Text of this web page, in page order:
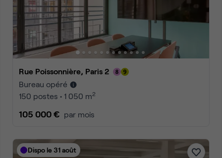
Rue Poissonnière, Paris 2
Bureau opéré
150 postes • 1 050 m2
105 000 € par mois
Dispo le 31 août